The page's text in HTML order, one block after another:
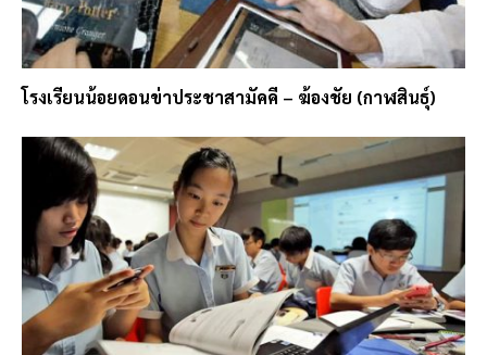
โรงเรียนน้อยดอนข่าประชาสามัคคี – ฆ้องชัย (กาฬสินธุ์)